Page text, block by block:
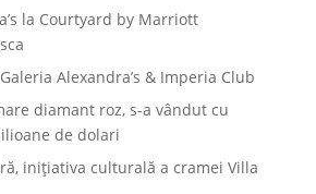
la Courtyard by Marriott
Alexandra’s & Imperia Club
diamant roz, s-a vândut cu
de dolari
inițiativa culturală a cramei Villa